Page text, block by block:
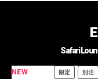
Safari
NEW 限定 別注